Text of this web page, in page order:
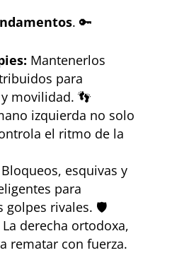
. 🔑
Mantenerlos
para
movilidad. 👣
izquierda no solo
el ritmo de la
Bloqueos, esquivas y
para
golpes rivales. 🛡️
La derecha ortodoxa,
rematar con fuerza.